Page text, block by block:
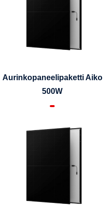
Aurinkopaneelipaketti Aiko
500W